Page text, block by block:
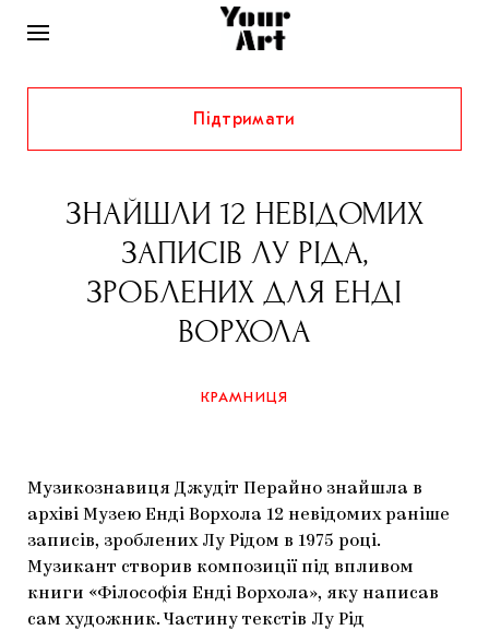
НОВИНИ
ІНТЕРВ’Ю
ХУДОЖНИКИ
КУРАТОРИ
АРХІТЕКТУРА
РІДНИЙ КРАЙ
ФЕСТИВАЛІ
САМООРГАНІЗАЦІЇ
ГАЛЕРЕЇ
АРТЦЕНТРИ
СТАТТІ
ВИСТАВКИ
КНИЖКИ І ЖУРНАЛИ
КОЛОНКИ
СПЕЦПРОЄКТИ
ЯК ПІДТРИМУВАТИ УКРАЇНСЬКЕ МИСТЕЦТВО
МАРІУПОЛЬСЬКІ МАРГІНАЛІЇ
CARPATHIAN CULT ПРО РІЗДВЯНІ СВЯТА
Підтримати
ЗНАЙШЛИ 12 НЕВІДОМИХ
ЗАПИСІВ ЛУ РІДА,
ЗРОБЛЕНИХ ДЛЯ ЕНДІ
ВОРХОЛА
КРАМНИЦЯ
Музикознавиця Джудіт Перайно знайшла в
архіві Музею Енді Ворхола 12 невідомих раніше
записів, зроблених Лу Рідом в 1975 році.
Музикант створив композиції під впливом
книги «Філософія Енді Ворхола», яку написав
сам художник. Частину текстів Лу Рід